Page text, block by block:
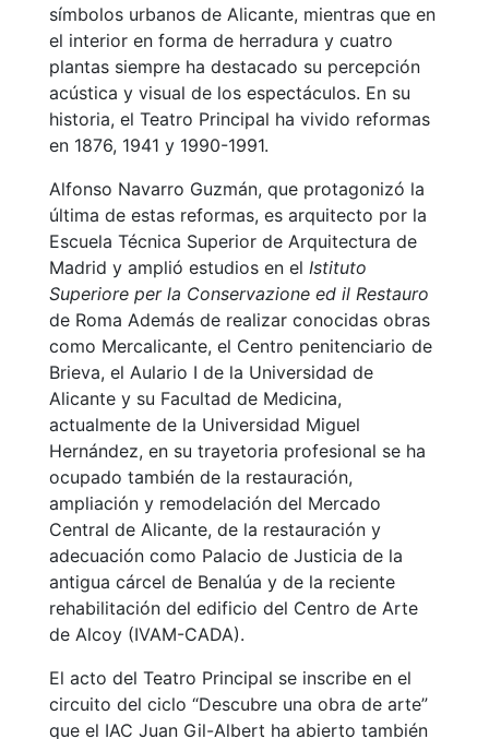
símbolos urbanos de Alicante, mientras que en
el interior en forma de herradura y cuatro
plantas siempre ha destacado su percepción
acústica y visual de los espectáculos. En su
historia, el Teatro Principal ha vivido reformas
en 1876, 1941 y 1990-1991.
Alfonso Navarro Guzmán, que protagonizó la
última de estas reformas, es arquitecto por la
Escuela Técnica Superior de Arquitectura de
Madrid y amplió estudios en el Istituto
Superiore per la Conservazione ed il Restauro
de Roma Además de realizar conocidas obras
como Mercalicante, el Centro penitenciario de
Brieva, el Aulario I de la Universidad de
Alicante y su Facultad de Medicina,
actualmente de la Universidad Miguel
Hernández, en su trayetoria profesional se ha
ocupado también de la restauración,
ampliación y remodelación del Mercado
Central de Alicante, de la restauración y
adecuación como Palacio de Justicia de la
antigua cárcel de Benalúa y de la reciente
rehabilitación del edificio del Centro de Arte
de Alcoy (IVAM-CADA).
El acto del Teatro Principal se inscribe en el
circuito del ciclo “Descubre una obra de arte”
que el IAC Juan Gil-Albert ha abierto también